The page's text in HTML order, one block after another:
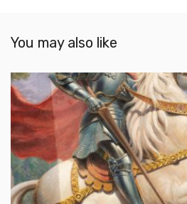
You may also like